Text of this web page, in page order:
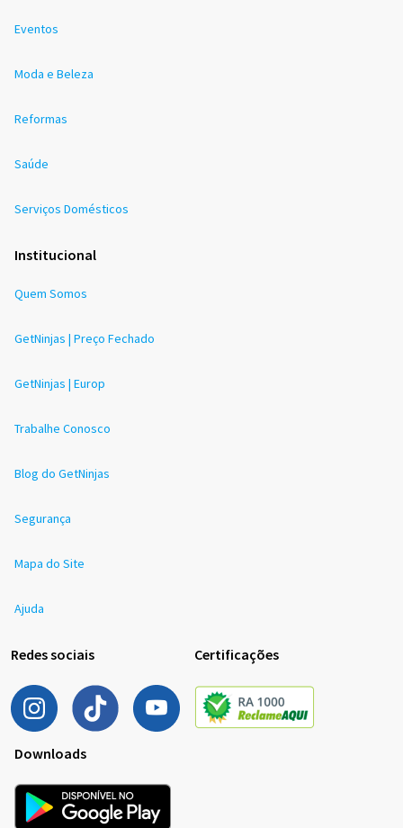
Eventos
Moda e Beleza
Reformas
Saúde
Serviços Domésticos
Institucional
Quem Somos
GetNinjas | Preço Fechado
GetNinjas | Europ
Trabalhe Conosco
Blog do GetNinjas
Segurança
Mapa do Site
Ajuda
Redes sociais Certificações
Downloads